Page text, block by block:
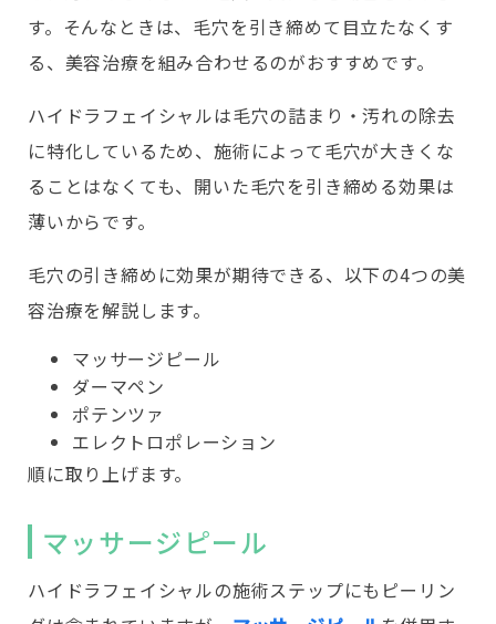
す。そんなときは、毛穴を引き締めて目立たなくす
る、美容治療を組み合わせるのがおすすめです。
ハイドラフェイシャルは毛穴の詰まり・汚れの除去
に特化しているため、施術によって毛穴が大きくな
ることはなくても、開いた毛穴を引き締める効果は
薄いからです。
毛穴の引き締めに効果が期待できる、以下の4つの美
容治療を解説します。
マッサージピール
ダーマペン
ポテンツァ
エレクトロポレーション
順に取り上げます。
マッサージピール
ハイドラフェイシャルの施術ステップにもピーリン